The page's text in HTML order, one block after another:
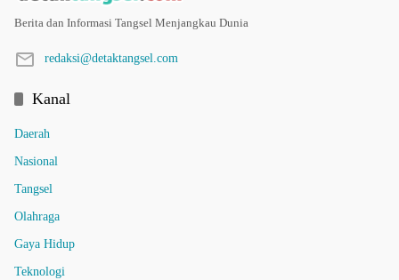
Berita dan Informasi Tangsel Menjangkau Dunia
redaksi@detaktangsel.com
Kanal
Daerah
Nasional
Tangsel
Olahraga
Gaya Hidup
Teknologi